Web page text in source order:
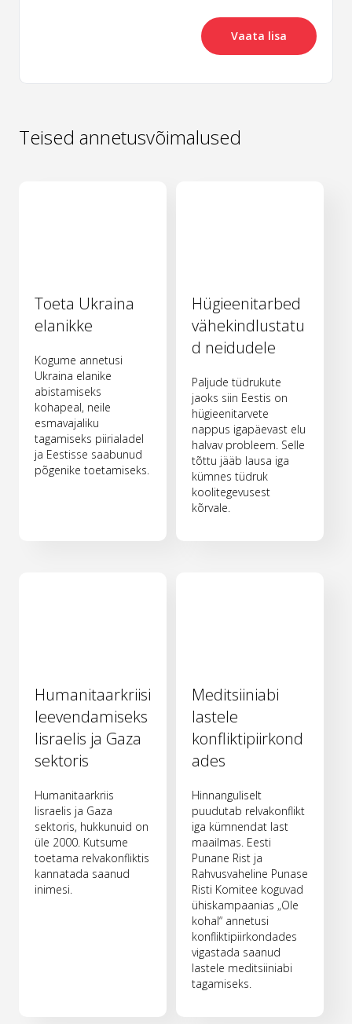
Vaata lisa
Teised annetusvõimalused
Toeta Ukraina
elanikke
Kogume annetusi
Ukraina elanike
abistamiseks
kohapeal, neile
esmavajaliku
tagamiseks piirialadel
ja Eestisse saabunud
põgenike toetamiseks.
Hügieenitarbed
vähekindlustatu
d neidudele
Paljude tüdrukute
jaoks siin Eestis on
hügieenitarvete
nappus igapäevast elu
halvav probleem. Selle
tõttu jääb lausa iga
kümnes tüdruk
koolitegevusest
kõrvale.
Humanitaarkriisi
leevendamiseks
Iisraelis ja Gaza
sektoris
Humanitaarkriis
Iisraelis ja Gaza
sektoris, hukkunuid on
üle 2000. Kutsume
toetama relvakonfliktis
kannatada saanud
inimesi.
Meditsiiniabi
lastele
konfliktipiirkond
ades
Hinnanguliselt
puudutab relvakonflikt
iga kümnendat last
maailmas. Eesti
Punane Rist ja
Rahvusvaheline Punase
Risti Komitee koguvad
ühiskampaanias „Ole
kohal“ annetusi
konfliktipiirkondades
vigastada saanud
lastele meditsiiniabi
tagamiseks.